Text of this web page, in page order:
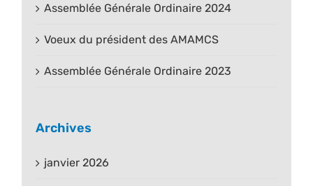
Assemblée Générale Ordinaire 2024
Voeux du président des AMAMCS
Assemblée Générale Ordinaire 2023
Archives
janvier 2026